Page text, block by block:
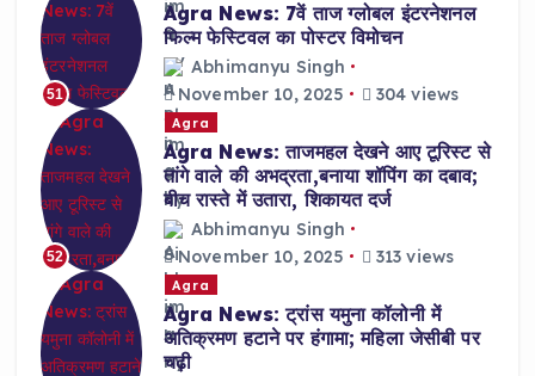
51
Agra News: 7वें ताज ग्लोबल इंटरनेशनल
फिल्म फेस्टिवल का पोस्टर विमोचन
Abhimanyu Singh
November 10, 2025
304 views
52
Agra
Agra News: ताजमहल देखने आए टूरिस्ट से
तांगे वाले की अभद्रता,बनाया शॉपिंग का दबाव;
बीच रास्ते में उतारा, शिकायत दर्ज
Abhimanyu Singh
November 10, 2025
313 views
Agra
Agra News: ट्रांस यमुना कॉलोनी में
अतिक्रमण हटाने पर हंगामा; महिला जेसीबी पर
चढ़ी